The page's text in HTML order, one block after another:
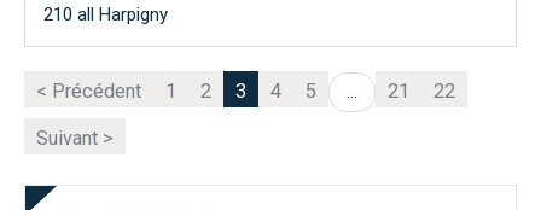
210 all Harpigny
< Précédent 1 2 3 4 5 ... 21 22
Suivant >